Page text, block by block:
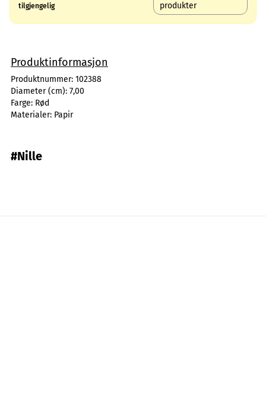
tilgjengelig
produkter
Produktinformasjon
Produktnummer: 102388
Diameter (cm): 7,00
Farge: Rød
Materialer: Papir
#Nille